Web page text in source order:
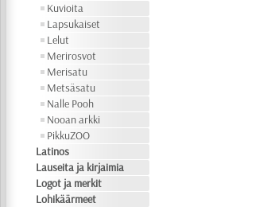
Kuvioita
Lapsukaiset
Lelut
Merirosvot
Merisatu
Metsäsatu
Nalle Pooh
Nooan arkki
PikkuZOO
Latinos
Lauseita ja kirjaimia
Logot ja merkit
Lohikäärmeet